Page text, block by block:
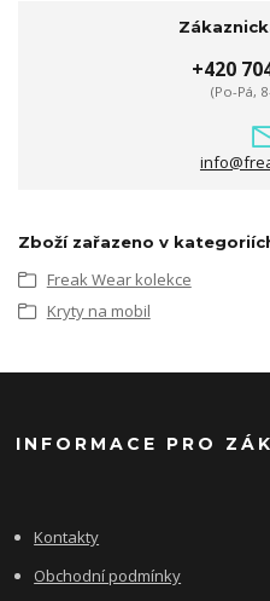
+420
(Po-Pá,
Zboží zařazeno v
Freak Wear kolekce
Kryty na mobil
INFORMACE PRO
Kontakty
Obchodní podmínky